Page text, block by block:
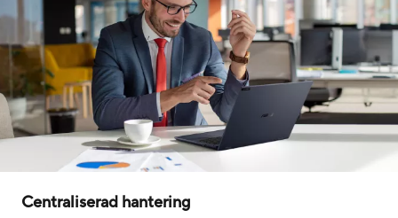
Centraliserad hantering